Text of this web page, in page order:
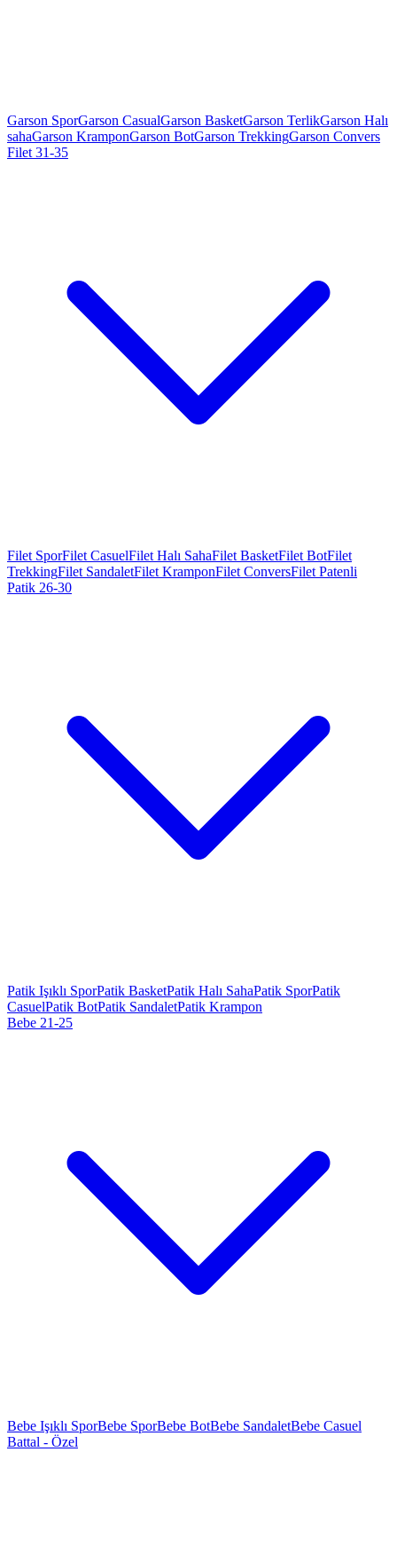
Garson SporGarson CasualGarson BasketGarson TerlikGarson Halı
sahaGarson KramponGarson BotGarson TrekkingGarson Convers
Filet 31-35
Filet SporFilet CasuelFilet Halı SahaFilet BasketFilet BotFilet
TrekkingFilet SandaletFilet KramponFilet ConversFilet Patenli
Patik 26-30
Patik Işıklı SporPatik BasketPatik Halı SahaPatik SporPatik
CasuelPatik BotPatik SandaletPatik Krampon
Bebe 21-25
Bebe Işıklı SporBebe SporBebe BotBebe SandaletBebe Casuel
Battal - Özel